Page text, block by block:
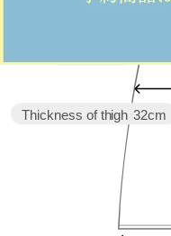
Thickness of thigh 32cm